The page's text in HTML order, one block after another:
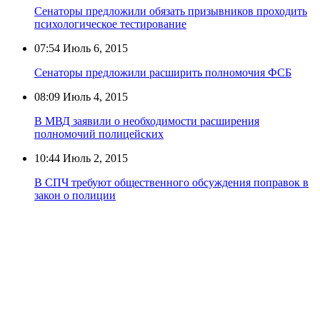
Сенаторы предложили обязать призывников проходить
психологическое тестирование
07:54 Июль 6, 2015
Сенаторы предложили расширить полномочия ФСБ
08:09 Июль 4, 2015
В МВД заявили о необходимости расширения
полномочий полицейских
10:44 Июль 2, 2015
В СПЧ требуют общественного обсуждения поправок в
закон о полиции